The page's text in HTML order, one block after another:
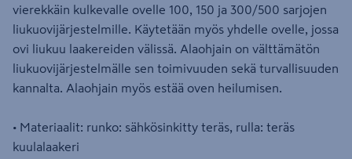
vierekkäin kulkevalle ovelle 100, 150 ja 300/500 sarjojen
liukuovijärjestelmille. Käytetään myös yhdelle ovelle, jossa
ovi liukuu laakereiden välissä. Alaohjain on välttämätön
liukuovijärjestelmälle sen toimivuuden sekä turvallisuuden
kannalta. Alaohjain myös estää oven heilumisen.
• Materiaalit: runko: sähkösinkitty teräs, rulla: teräs
kuulalaakeri